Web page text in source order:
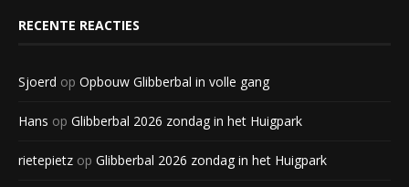
RECENTE REACTIES
Sjoerd op Opbouw Glibberbal in volle gang
Hans op Glibberbal 2026 zondag in het Huigpark
rietepietz op Glibberbal 2026 zondag in het Huigpark